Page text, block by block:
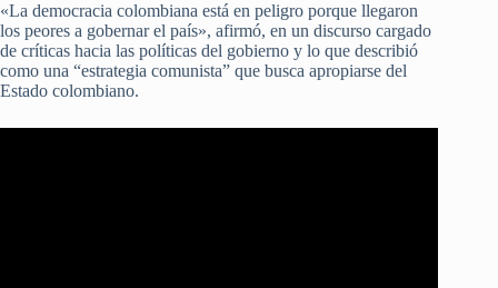
«La democracia colombiana está en peligro porque llegaron
los peores a gobernar el país», afirmó, en un discurso cargado
de críticas hacia las políticas del gobierno y lo que describió
como una “estrategia comunista” que busca apropiarse del
Estado colombiano.